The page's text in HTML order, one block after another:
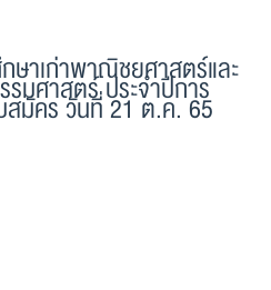
าเก่าพาณิชยศาสตร์และ
มศาสตร์ ประจำปีการ
มัคร วันที่ 21 ต.ค. 65